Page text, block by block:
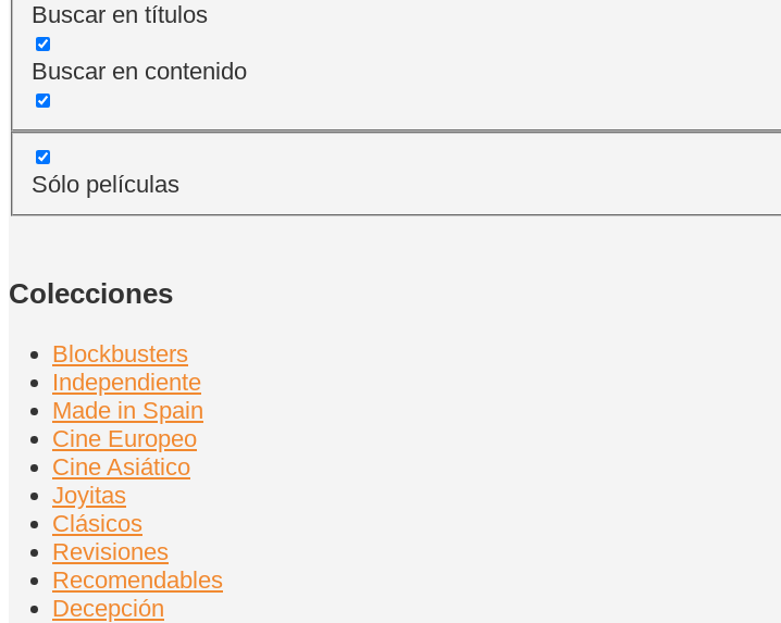
Buscar en títulos
Buscar en contenido
Sólo películas
Colecciones
Blockbusters
Independiente
Made in Spain
Cine Europeo
Cine Asiático
Joyitas
Clásicos
Revisiones
Recomendables
Decepción